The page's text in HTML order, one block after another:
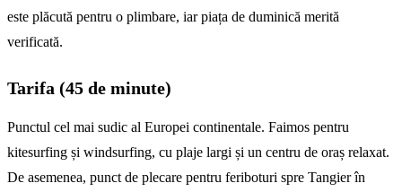
este plăcută pentru o plimbare, iar piața de duminică merită
verificată.
Tarifa (45 de minute)
Punctul cel mai sudic al Europei continentale. Faimos pentru
kitesurfing și windsurfing, cu plaje largi și un centru de oraș relaxat.
De asemenea, punct de plecare pentru feriboturi spre Tangier în